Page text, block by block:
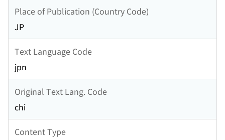
Place of Publication (Country Code)
JP
Text Language Code
jpn
Original Text Lang. Code
chi
Content Type